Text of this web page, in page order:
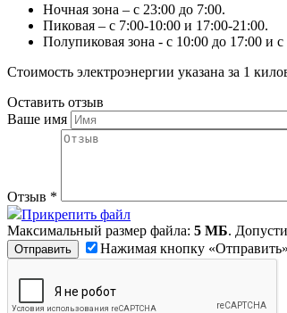
Ночная зона – с 23:00 до 7:00.
Пиковая – с 7:00-10:00 и 17:00-21:00.
Полупиковая зона - с 10:00 до 17:00 и
Стоимость электроэнергии указана за 1
Оставить отзыв
Ваше имя
Отзыв *
Прикрепить файл
Максимальный размер файла: 5 МБ.
Нажимая кнопку